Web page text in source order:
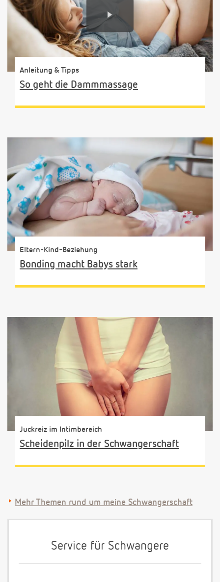
Anleitung & Tipps
So geht die Dammmassage
Eltern-Kind-Beziehung
Bonding macht Babys stark
Juckreiz im Intimbereich
Scheidenpilz in der Schwangerschaft
Mehr Themen rund um meine Schwangerschaft
Service für Schwangere